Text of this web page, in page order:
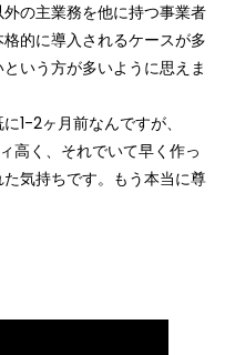
の主業務を他に持つ事業者
的に導入されるケースが多
いう方が多いように思えま
1-2ヶ月前なんですが、
高く、それでいて早く作っ
気持ちです。もう本当に尊